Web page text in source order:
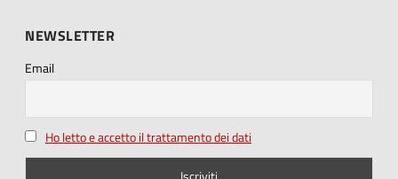
NEWSLETTER
Email
Ho letto e accetto il trattamento dei dati